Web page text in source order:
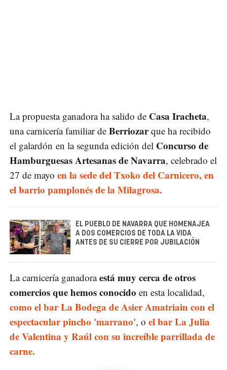
La propuesta ganadora ha salido de Casa Iracheta,
una carnicería familiar de Berriozarque ha recibido
el galardón en la segunda edición del Concurso de
Hamburguesas Artesanas de Navarra, celebrado el
27 de mayo en la sede del Txoko del Carnicero, en
el barrio pamplonés de la Milagrosa.
EL PUEBLO DE NAVARRA QUE HOMENAJEA
A DOS COMERCIOS DE TODA LA VIDA
ANTES DE SU CIERRE POR JUBILACIÓN
La carnicería ganadoraestá muy cerca de otros
comercios que hemos conocido en esta localidad,
como el bar La Bodega de Asier Amatriain con el
espectacular pincho 'marrano', o el bar La Julia
de Valentina y Raúl con su increíble parrillada de
carne.